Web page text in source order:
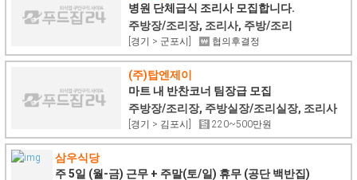
병원 단체급식 조리사 모집합니다.
주방장/조리장, 조리사, 주방/조리
[경기 > 군포시] 협의후결정
(주)탑엔제이
마트 내 반찬코너 팀장급 모집
주방장/조리장, 주방실장/조리실장, 조리사
[경기 > 김포시] 220~500만원
삼우식당
주 5일 (월-금) 근무 + 주말(토/일) 휴무 (공단 백반집)